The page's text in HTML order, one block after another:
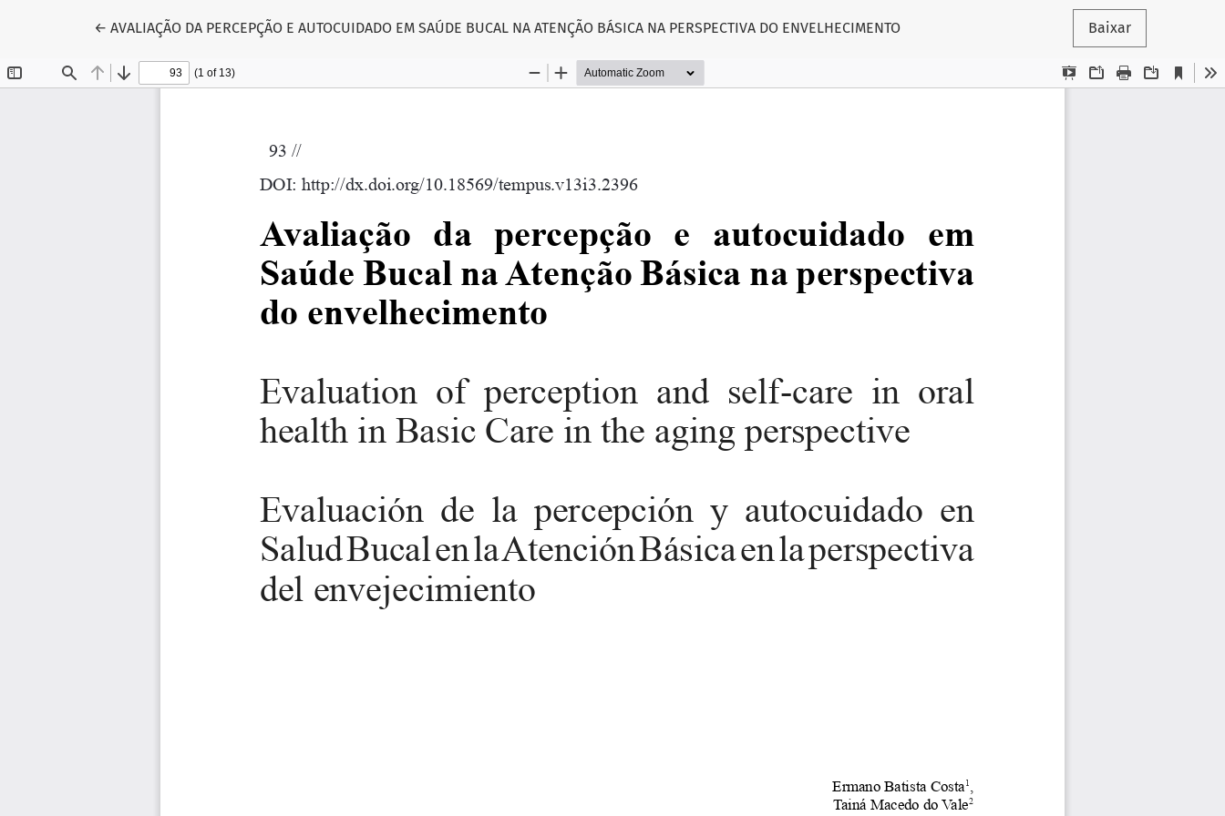
← Voltar aos Detalhes do Artigo
AVALIAÇÃO DA PERCEPÇÃO E AUTOCUIDADO EM SAÚDE BUCAL NA ATENÇÃO BÁSICA NA PERSPECTIVA DO ENVELHECIMENTO Baixar